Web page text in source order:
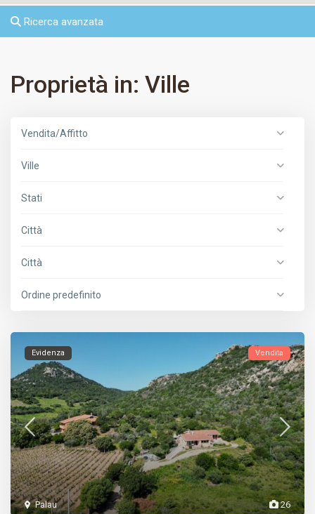
Ricerca avanzata
Proprietà in: Ville
Vendita/Affitto
Ville
Stati
Città
Città
Ordine predefinito
26
Palau
Evidenza Vendita